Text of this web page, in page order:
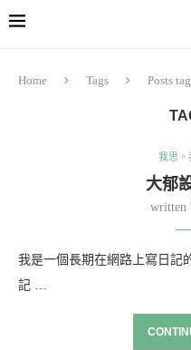
Home Tags Posts
我思。
大郁
written
我是一個長期在網路上寫日記
記 …